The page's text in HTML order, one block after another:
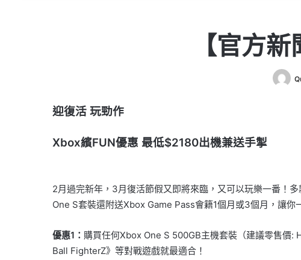
【官方
迎復活 玩勁作
Xbox繽FUN優惠 最低$2180出機兼送手掣
2月過完新年，3月復活節假又即將來臨，又可以玩樂一番！
One S套裝還附送Xbox Game Pass會籍1個月或3個月，讓你
優惠1： 購買任何Xbox One S 500GB主機套裝（建議零售價
Ball FighterZ》等對戰遊戲就最適合！